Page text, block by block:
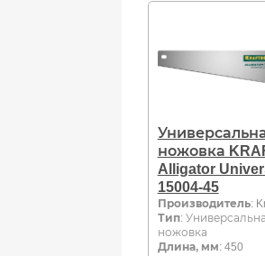
ножовка
Alligator
15004-45
Производитель:
Тип:
ножовка
Длина, мм: 450